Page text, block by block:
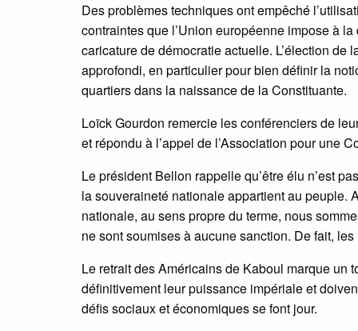
Des problèmes techniques ont empêché
contraintes que l’Union européenne impose à
caricature de démocratie actuelle. L’élection
approfondi, en particulier pour bien définir la
quartiers dans la naissance de la Constituante.
Loïck Gourdon remercie les conférenciers de
et répondu à l’appel de l’Association pour une
Le président Bellon rappelle qu’être élu n’est
la souveraineté nationale appartient au peuple.
nationale, au sens propre du terme, nous
ne sont soumises à aucune sanction. De fait,
Le retrait des Américains de Kaboul marque un
définitivement leur puissance impériale et
défis sociaux et économiques se font jour.